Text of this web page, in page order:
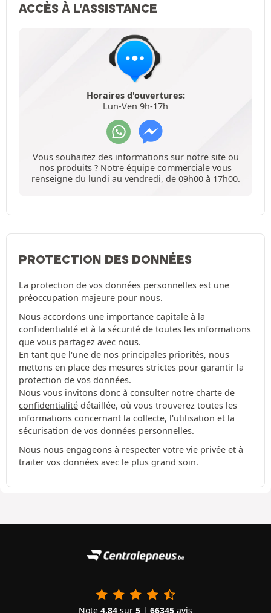
ACCÈS À L'ASSISTANCE
Horaires d'ouvertures:
Lun-Ven 9h-17h
Vous souhaitez des informations sur notre site ou
nos produits ? Notre équipe commerciale vous
renseigne du lundi au vendredi, de 09h00 à 17h00.
PROTECTION DES DONNÉES
La protection de vos données personnelles est une
préoccupation majeure pour nous.
Nous accordons une importance capitale à la
confidentialité et à la sécurité de toutes les informations
que vous partagez avec nous.
En tant que l'une de nos principales priorités, nous
mettons en place des mesures strictes pour garantir la
protection de vos données.
Nous vous invitons donc à consulter notre charte de
confidentialité détaillée, où vous trouverez toutes les
informations concernant la collecte, l'utilisation et la
sécurisation de vos données personnelles.
Nous nous engageons à respecter votre vie privée et à
traiter vos données avec le plus grand soin.
Note 4.84 sur 5 | 66345 avis